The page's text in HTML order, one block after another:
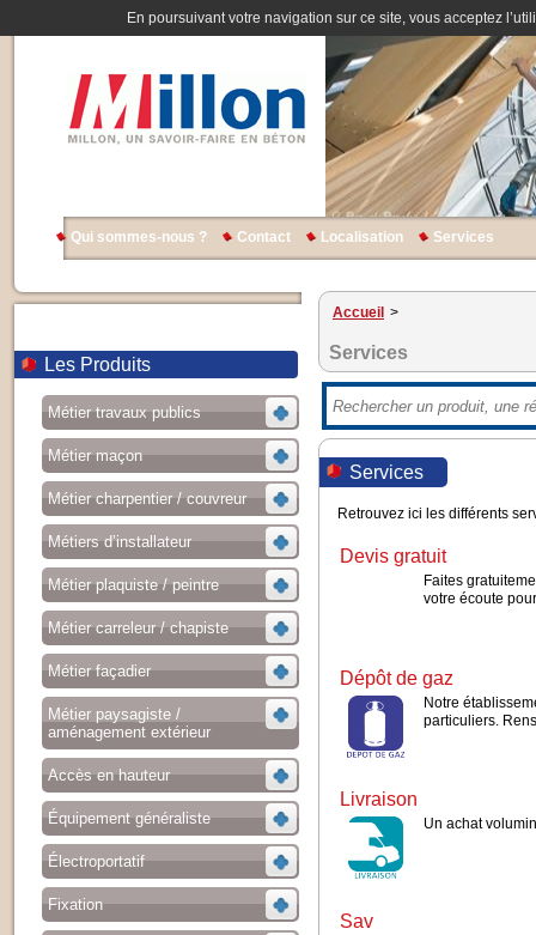
En poursuivant votre navigation sur ce site, vous acceptez
Qui sommes-nous ? Contact Localisation Services
Les Produits
Métier travaux publics
Métier maçon
Métier charpentier / couvreur
Métiers d’installateur
Métier plaquiste / peintre
Métier carreleur / chapiste
Métier façadier
Métier paysagiste /
aménagement extérieur
Accès en hauteur
Équipement généraliste
Électroportatif
Fixation
Accueil >
Services
Services
Retrouvez ici les différents
Devis gratuit
Faites
votre écoute
Dépôt de gaz
Notre
particuliers.
Livraison
Un achat
Sav